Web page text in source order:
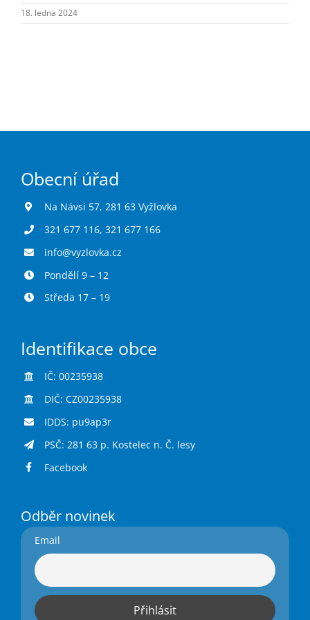
Turistika
18. ledna 2024
Obecní úřad
Na Návsi 57, 281 63 Vyžlovka
321 677 116, 321 677 166
info@vyzlovka.cz
Pondělí 9 – 12
Středa 17 – 19
Identifikace obce
IČ: 00235938
DIČ: CZ00235938
IDDS: pu9ap3r
PSČ: 281 63 p. Kostelec n. Č. lesy
Facebook
Odběr novinek
Email